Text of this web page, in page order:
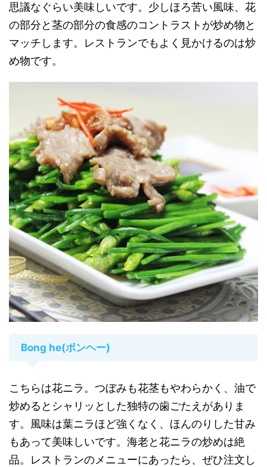
思議なぐらい美味しいです。少しほろ苦い風味、花
の部分と茎の部分の食感のコントラストが炒め物と
マッチします。レストランでもよく見かけるのは炒
め物です。
Bong he(ボンヘー)
こちらは花ニラ。つぼみも花茎もやわらかく、油で
炒めるとシャリッとした独特の歯ごたえがありま
す。風味は葉ニラほど強くなく、ほんのりした甘み
もあって美味しいです。海老と花ニラの炒めは絶
品。レストランのメニューにあったら、ぜひ注文し